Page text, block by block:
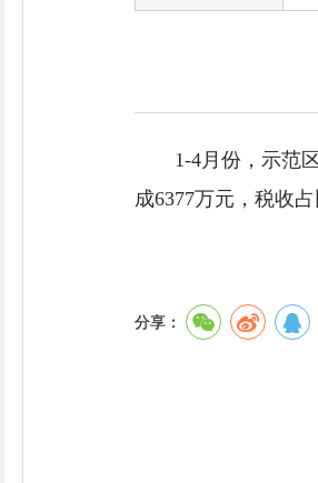
1-4月份，示范
成6377万元，税收
分享：